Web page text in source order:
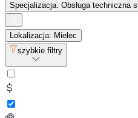
Specjalizacja: Obsługa techniczna
Lokalizacja: Mielec
szybkie filtry